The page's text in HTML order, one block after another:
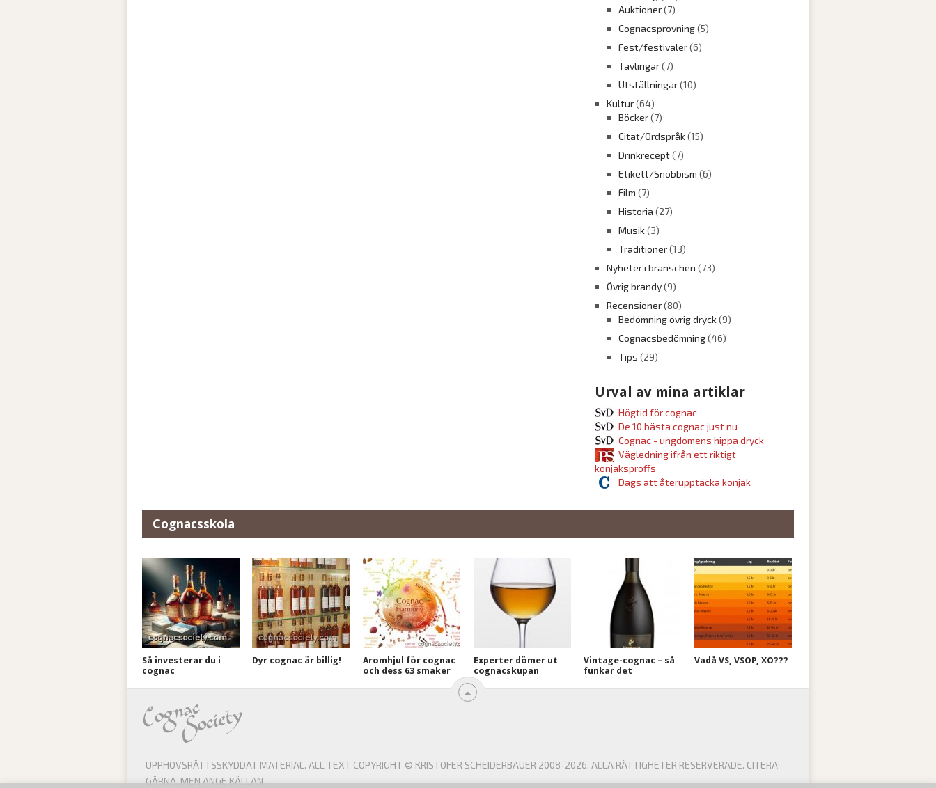
Auktioner(7)
Cognacsprovning(5)
Fest/festivaler(6)
Tävlingar(7)
Utställningar(10)
Kultur(64)
Böcker(7)
Citat/Ordspråk(15)
Drinkrecept(7)
Etikett/Snobbism (6)
Film (7)
Historia (27)
Musik(3)
Traditioner(13)
Nyheter i branschen (73)
Övrig brandy(9)
Recensioner(80)
Bedömning övrig dryck(9)
Cognacsbedömning(46)
Tips (29)
Urval av mina artiklar
Högtid för cognac
De 10 bästa cognac just nu
Cognac - ungdomens hippa dryck
Vägledning ifrån ett riktigt
konjaksproffs
Dags att återupptäcka konjak
Cognacsskola
Så investerar du i
cognac
Dyr cognac är billig!
Aromhjul för cognac
och dess 63 smaker
Experter dömer ut
cognacskupan
Vintage-cognac – så
funkar det
Vadå VS, VSOP, XO???
UPPHOVSRÄTTSSKYDDAT MATERIAL. ALL TEXT COPYRIGHT © KRISTOFER SCHEIDERBAUER 2008-2026, ALLA RÄTTIGHETER RESERVERADE. CITERA
GÄRNA, MEN ANGE KÄLLAN.